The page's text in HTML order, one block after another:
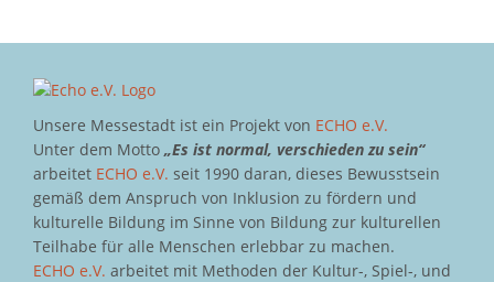
Unsere Messestadt ist ein Projekt von ECHO e.V.
Unter dem Motto „Es ist normal, verschieden zu sein“
arbeitet ECHO e.V. seit 1990 daran, dieses Bewusstsein
gemäß dem Anspruch von Inklusion zu fördern und
kulturelle Bildung im Sinne von Bildung zur kulturellen
Teilhabe für alle Menschen erlebbar zu machen.
ECHO e.V. arbeitet mit Methoden der Kultur-, Spiel-, und